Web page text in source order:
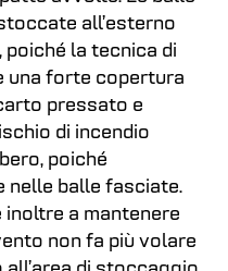
all’esterno
poiché la tecnica di
forte copertura
pressato e
di incendio
poiché
nelle balle fasciate.
a mantenere
non fa più volare